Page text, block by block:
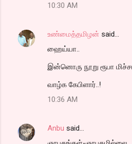
10:30 AM
உண்மைத்தமிழன் said…
ஹைய்யா..
இன்னொரு நூறு ரூபா
வாழ்க கேபிளார்..!
10:36 AM
Anbu said…